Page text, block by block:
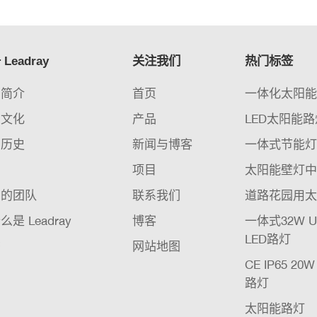
Leadray
介
化
史
团队
是 Leadray
关注我们
首页
产品
新闻与博客
项目
联系我们
博客
网站地图
热门标签
一体化太阳
LED太阳能
一体式节能灯
太阳能壁灯
道路花园用
一体式32W
LED路灯
CE IP65
路灯
太阳能路灯